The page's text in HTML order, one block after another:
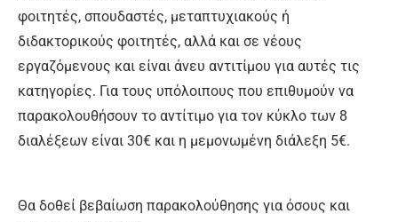
φοιτητές, σπουδαστές, μεταπτυχιακούς ή
διδακτορικούς φοιτητές, αλλά και σε νέους
εργαζόμενους και είναι άνευ αντιτίμου για αυτές τις
κατηγορίες. Για τους υπόλοιπους που επιθυμούν να
παρακολουθήσουν το αντίτιμο για τον κύκλο των 8
διαλέξεων είναι 30€ και η μεμονωμένη διάλεξη 5€.
Θα δοθεί βεβαίωση παρακολούθησης για όσους και